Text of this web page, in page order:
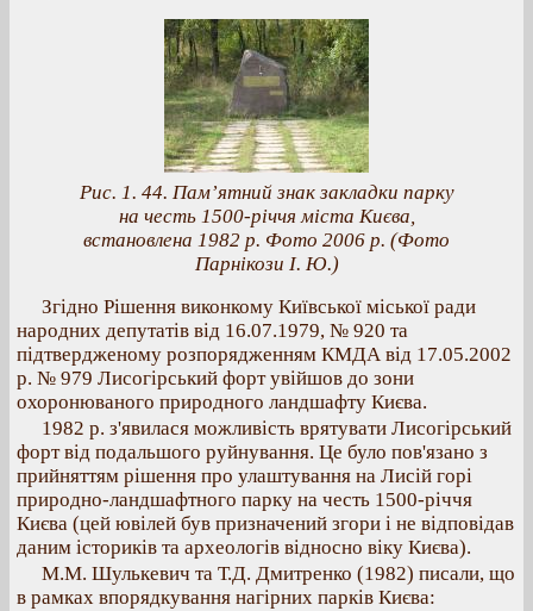
Рис. 1. 44. Пам’ятний знак закладки парку
на честь 1500-річчя міста Києва,
встановлена 1982 р. Фото 2006 р. (Фото
Парнікози І. Ю.)
Згідно Рішення виконкому Київської міської ради
народних депутатів від 16.07.1979, № 920 та
підтвердженому розпорядженням КМДА від 17.05.2002
р. № 979 Лисогірський форт увійшов до зони
охоронюваного природного ландшафту Києва.
1982 р. з'явилася можливість врятувати Лисогірський
форт від подальшого руйнування. Це було пов'язано з
прийняттям рішення про улаштування на Лисій горі
природно-ландшафтного парку на честь 1500-річчя
Києва (цей ювілей був призначений згори і не відповідав
даним істориків та археологів відносно віку Києва).
М.М. Шулькевич та Т.Д. Дмитренко (1982) писали, що
в рамках впорядкування нагірних парків Києва: